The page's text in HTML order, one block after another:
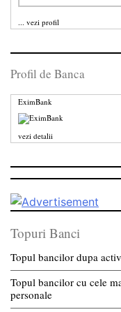
... vezi profil
Profil de Banca
EximBank
vezi detalii
Topuri Banci
Topul bancilor dupa
Topul bancilor cu cele
personale